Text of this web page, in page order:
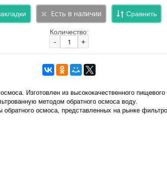
Сравнить
Количество:
-
+
Изготовлен из высококачественного пищевого
методом обратного осмоса воду.
осмоса, представленных на рынке